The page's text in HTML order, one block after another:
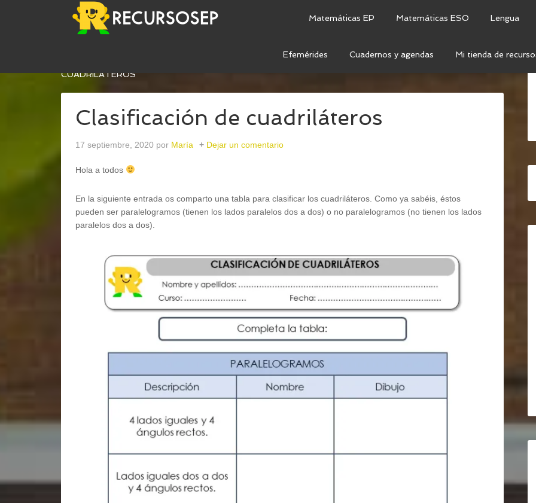
Matemáticas EP Matemáticas ESO Lengua
Efemérides Cuadernos y agendas Mi tienda de
/
CLASIFICACIÓN DE
CUADRILÁTEROS
Clasificación de cuadriláteros
17 septiembre, 2020 por María Dejar un comentario
Hola a todos
En la siguiente entrada os comparto una tabla para clasificar los cuadriláteros. Como ya sabéis, éstos
pueden ser paralelogramos (tienen los lados paralelos dos a dos) o no paralelogramos (no tienen los lados
paralelos dos a dos).